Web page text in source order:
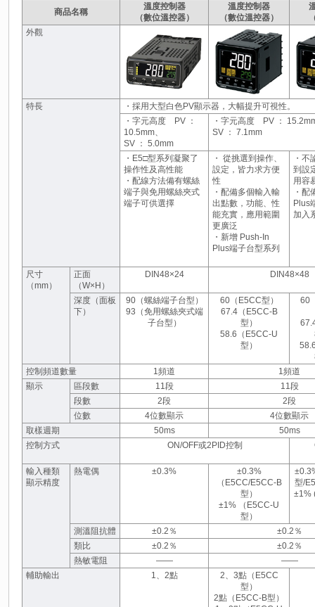
商品名稱
溫度控制器
（數位溫控器）
溫度控制器
（數位溫控器）
外觀
特長
・採用大型白色PV顯示器，大幅提升可視性。
・字元高度 PV ：
10.5mm、
SV ： 5.0mm
・字元高度 PV ：
SV ： 7.1mm
・E5□型系列凝聚了
操作性及高性能
・配線方法備有螺絲
端子與免用螺絲夾式
端子可供選擇
・ 從挑選到操作、
設定，皆力求方便
性
・配備多個輸入輸
出點數，功能、性
能充實，應用範圍
更廣泛
・新增 Push-In
Plus端子台型系列
・不
到設
用容
・配
Plus
加入
尺寸
（mm）
正面
（W×H）
DIN48×24 DIN48×48
深度（面板
下）
90（螺絲端子台型）
93（免用螺絲夾式端
子台型）
60（E5CC型）
67.4（E5CC-B
型）
58.6（E5CC-U
型）
60
控制頻道數量
1頻道
1頻道
顯示
區段數 11段
11段
段數
2段
2段
位數
4位數顯示
4位數顯示
取樣週期
50ms
50ms
控制方式
ON/OFF或2PID控制
輸入種類
顯示精度
熱電偶 ±0.3%
±0.3%
（E5CC/E5CC-B
型）
±1% （E5CC-U
型）
型/
±1%
測溫阻抗體 ±0.2％
±0.2％
類比
±0.2％
±0.2％
熱敏電阻
――
――
輔助輸出
1、2點
2、3點（E5CC
型）
2點（E5CC-B型）